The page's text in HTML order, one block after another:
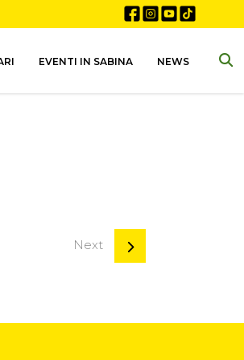
EVENTI IN SABINA NEWS
Next